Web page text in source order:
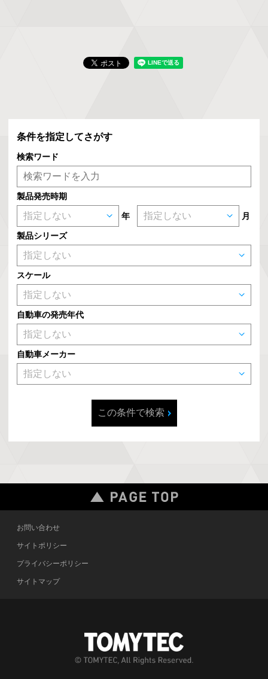
条件を指定してさがす
検索ワード
製品発売時期
年 月
製品シリーズ
スケール
自動車の発売年代
自動車メーカー
この条件で検索
お問い合わせ
サイトポリシー
プライバシーポリシー
サイトマップ